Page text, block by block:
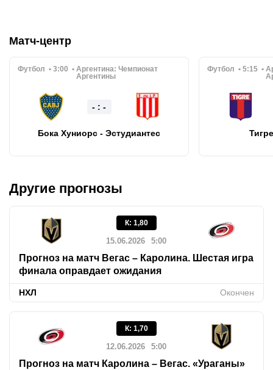
Матч-центр
Футбол 3:00 Аргентина: Чемпионат
Аргентины
- : -
Бока Хуниорс - Эстудиантес
Футбол 5:15
Другие прогнозы
К: 1,80
15.06.2026 5:00
Прогноз на матч Вегас – Каролина. Шестая игра
финала оправдает ожидания
НХЛ Окончен
К: 1,70
12.06.2026 5:00
Прогноз на матч Каролина – Вегас. «Ураганы»